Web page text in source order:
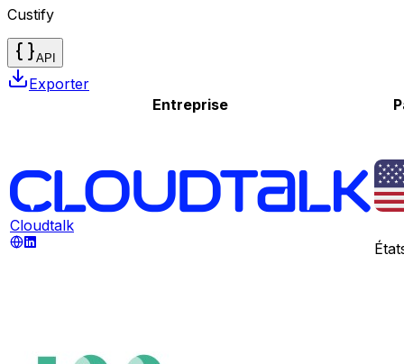
Custify
API
Exporter
Entreprise
Cloudtalk